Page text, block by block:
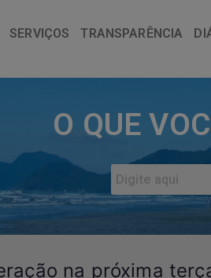
SERVIÇOS TRANSPARÊNCIA
O QUE
na próxima